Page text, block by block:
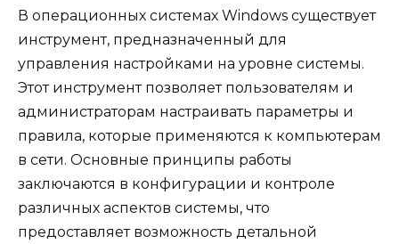
В операционных системах Windows существует
инструмент, предназначенный для
управления настройками на уровне системы.
Этот инструмент позволяет пользователям и
администраторам настраивать параметры и
правила, которые применяются к компьютерам
в сети. Основные принципы работы
заключаются в конфигурации и контроле
различных аспектов системы, что
предоставляет возможность детальной